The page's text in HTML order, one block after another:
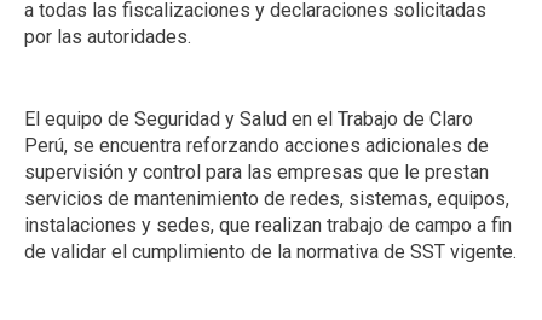
a todas las fiscalizaciones y declaraciones solicitadas
por las autoridades.
El equipo de Seguridad y Salud en el Trabajo de Claro
Perú, se encuentra reforzando acciones adicionales de
supervisión y control para las empresas que le prestan
servicios de mantenimiento de redes, sistemas, equipos,
instalaciones y sedes, que realizan trabajo de campo a fin
de validar el cumplimiento de la normativa de SST vigente.